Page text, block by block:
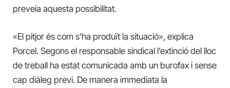
preveia aquesta possibilitat.
«El pitjor és com s’ha produït la situació», explica
Porcel. Segons el responsable sindical l’extinció del lloc
de treball ha estat comunicada amb un burofax i sense
cap diàleg previ. De manera immediata la